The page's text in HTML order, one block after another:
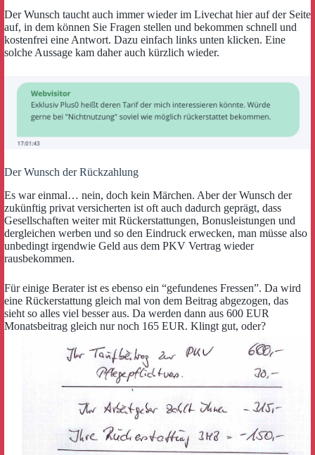
Der Wunsch taucht auch immer wieder im Livechat hier auf der Seite
auf, in dem können Sie Fragen stellen und bekommen schnell und
kostenfrei eine Antwort. Dazu einfach links unten klicken. Eine
solche Aussage kam daher auch kürzlich wieder.
Der Wunsch der Rückzahlung
Es war einmal… nein, doch kein Märchen. Aber der Wunsch der
zukünftig privat versicherten ist oft auch dadurch geprägt, dass
Gesellschaften weiter mit Rückerstattungen, Bonusleistungen und
dergleichen werben und so den Eindruck erwecken, man müsse also
unbedingt irgendwie Geld aus dem PKV Vertrag wieder
rausbekommen.
Für einige Berater ist es ebenso ein “gefundenes Fressen”. Da wird
eine Rückerstattung gleich mal von dem Beitrag abgezogen, das
sieht so alles viel besser aus. Da werden dann aus 600 EUR
Monatsbeitrag gleich nur noch 165 EUR. Klingt gut, oder?